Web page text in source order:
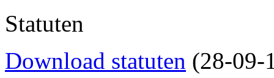
Statuten
Download statuten (28-09-